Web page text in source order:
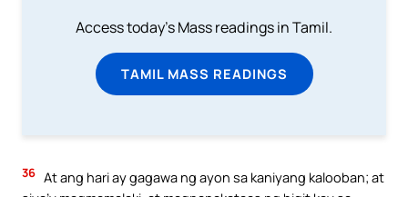
Access today's Mass readings in Tamil.
TAMIL MASS READINGS
36 At ang hari ay gagawa ng ayon sa kaniyang kalooban; at